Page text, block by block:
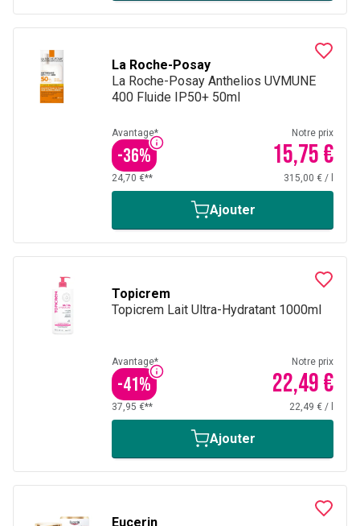
La Roche-Posay
La Roche-Posay Anthelios UVMUNE
400 Fluide IP50+ 50ml
Avantage*
-36%
Notre prix
15,75 €
24,70 €** 315,00 € /
Ajouter
Topicrem
Topicrem Lait Ultra-Hydratant 1000ml
Avantage*
-41%
Notre prix
22,49 €
37,95 €** 22,49 € /
Ajouter
Eucerin